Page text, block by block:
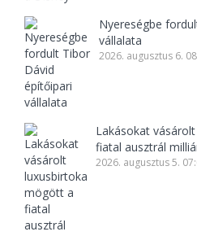
Nyereségbe
vállalata
2026. augusztus 6.
Lakásokat
fiatal ausztrál
2026. augusztus 5.